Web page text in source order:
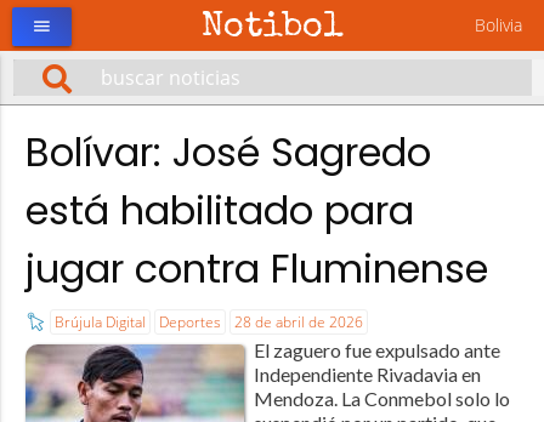
Notibol Bolivia
menu
Bolívar: José Sagredo
está habilitado para
jugar contra Fluminense
Brújula Digital Deportes 28 de abril de 2026
El zaguero fue expulsado ante
Independiente Rivadavia en
Mendoza. La Conmebol solo lo